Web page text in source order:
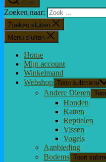
Zoek
Zoeken naar:
Zoeken sluiten
Menu sluiten
Home
Mijn account
Winkelmand
Webshop Toon submenu
Andere Dieren
Honden
Katten
Reptielen
Vissen
Vogels
Aanbieding
Bodems Toon